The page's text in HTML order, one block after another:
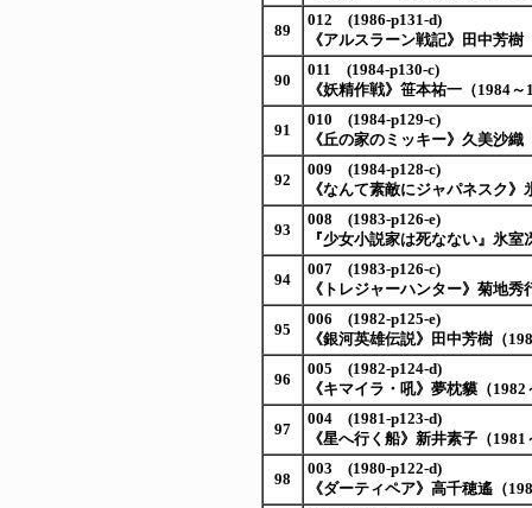
89
012 (1986-p131-d)
《アルスラーン戦記》田中芳樹
90
011 (1984-p130-c)
《妖精作戦》笹本祐一（1984～
91
010 (1984-p129-c)
《丘の家のミッキー》久美沙織
92
009 (1984-p128-c)
《なんて素敵にジャパネスク
93
008 (1983-p126-e)
『少女小説家は死なない』氷室
94
007 (1983-p126-c)
《トレジャーハンター》菊地秀
95
006 (1982-p125-e)
《銀河英雄伝説》田中芳樹（
96
005 (1982-p124-d)
《キマイラ・吼》夢枕貘（1982
97
004 (1981-p123-d)
《星へ行く船》新井素子（1981
98
003 (1980-p122-d)
《ダーティペア》高千穂遙（